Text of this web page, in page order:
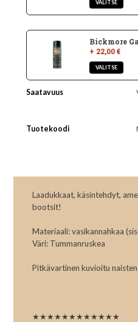
Bickmore
+ 22,00 €
Saatavuus
Tuotekoodi
Laadukkaat, käsintehdyt,
bootsit!
Materiaali: vasikannahkaa
Väri: Tummanruskea
Pitkävartinen kuvioitu
★★★★★★★★★★★★